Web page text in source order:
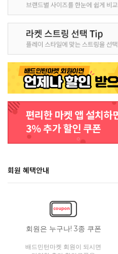
회원 혜택안내
회원은 누구나! 3종 쿠폰
배드민턴마켓 회원이 되시면